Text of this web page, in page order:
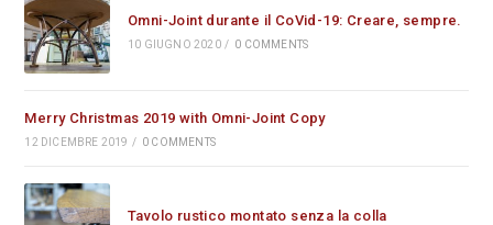
Omni-Joint durante il CoVid-19: Creare, sempre.
10 GIUGNO 2020 / 0 COMMENTS
Merry Christmas 2019 with Omni-Joint Copy
12 DICEMBRE 2019 / 0 COMMENTS
Tavolo rustico montato senza la colla